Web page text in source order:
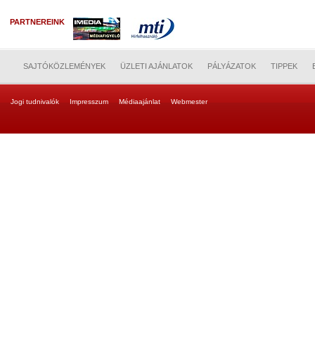
PARTNEREINK
SAJTÓKÖZLEMÉNYEK ÜZLETI AJÁNLATOK PÁLYÁZATOK TIPPEK
Jogi tudnivalók Impresszum Médiaajánlat Webmester